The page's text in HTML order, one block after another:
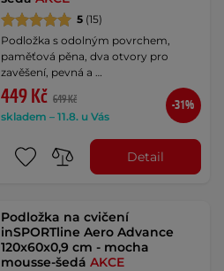
5 (15)
Podložka s odolným povrchem,
paměťová pěna, dva otvory pro
zavěšení, pevná a …
449 Kč 649 Kč
skladem – 11.8. u Vás
-31%
Detail
Podložka na cvičení
inSPORTline Aero Advance
120x60x0,9 cm - mocha
mousse-šedáAKCE